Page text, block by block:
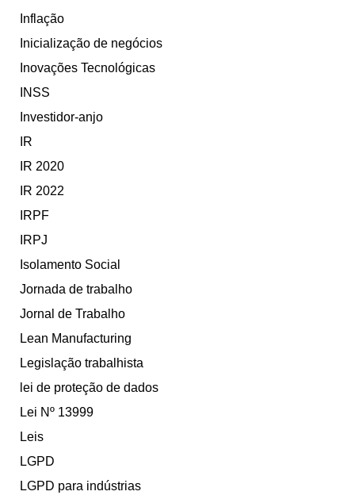
Inflação
Inicialização de negócios
Inovações Tecnológicas
INSS
Investidor-anjo
IR
IR 2020
IR 2022
IRPF
IRPJ
Isolamento Social
Jornada de trabalho
Jornal de Trabalho
Lean Manufacturing
Legislação trabalhista
lei de proteção de dados
Lei Nº 13999
Leis
LGPD
LGPD para indústrias